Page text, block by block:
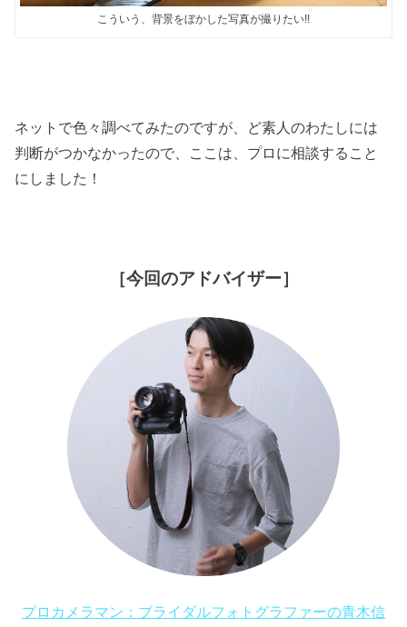
こういう、背景をぼかした写真が撮りたい!!
ネットで色々調べてみたのですが、ど素人のわたしには
判断がつかなかったので、ここは、プロに相談すること
にしました！
［今回のアドバイザー］
プロカメラマン：ブライダルフォトグラファーの青木信